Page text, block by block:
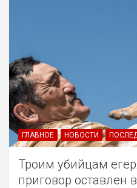
ГЛАВНОЕ НОВОСТИ
Троим убийцам
приговор оставлен